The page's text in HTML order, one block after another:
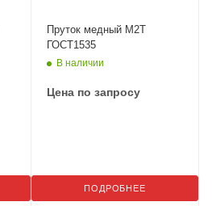
Пруток медный М2Т
ГОСТ1535
В наличии
Цена по запросу
ПОДРОБНЕЕ